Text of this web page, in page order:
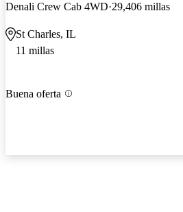
Denali Crew Cab 4WD 29,406 millas
St Charles, IL
11 millas
Buena oferta